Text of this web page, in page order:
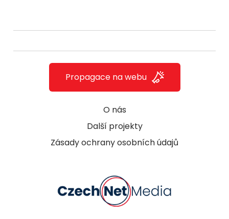
O nás
Další projekty
Zásady ochrany osobních údajů
Propagace na webu